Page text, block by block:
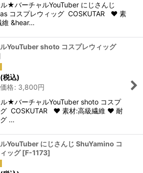
★バーチャルYouTuber にじさんじ
コスプレウィッグ COSKUTAR ♥ 素
維 &hear…
YouTuber shoto コスプレウィッグ
(税込)
格: 3,800円
★バーチャルYouTuber shoto コスプ
グ COSKUTAR ♥ 素材:高級繊維 ♥ 耐
…
YouTuber にじさんじ ShuYamino コ
ッグ [F-1173]